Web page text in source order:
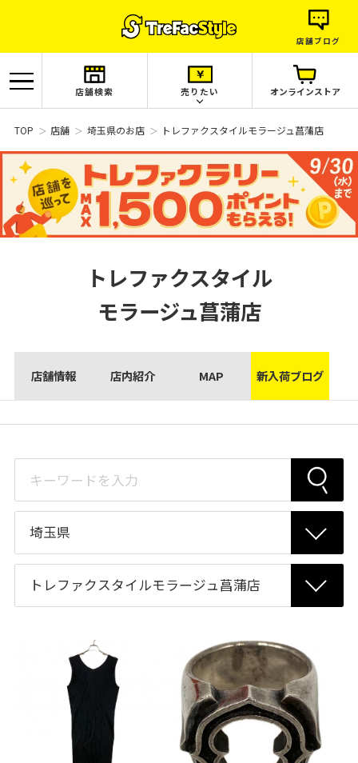
店舗ブログ
店舗検索 売りたい オンラインストア
TOP 店舗 埼玉県のお店 トレファクスタイルモラージュ菖蒲店
トレファクスタイル
モラージュ菖蒲店
店舗情報 店内紹介 MAP 新入荷ブログ